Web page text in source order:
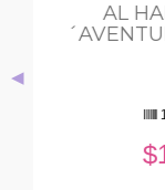
◀